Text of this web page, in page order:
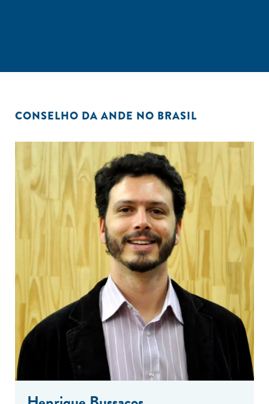
CONSELHO DA ANDE NO BRASIL